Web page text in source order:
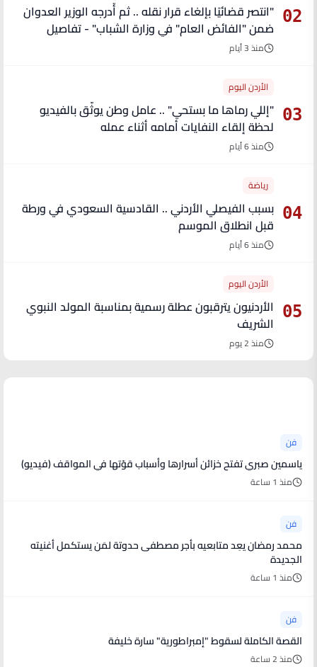
02
"انتصر قضائيًا بإلغاء قرار نقله .. ثم أُدرجه الوزير العدوان
ضمن "الفائض العام" في وزارة الشباب" - تفاصيل
منذ 3 أيام
03
الأردن اليوم
"إللي رماها ما بستحي" .. عامل وطن يوثّق بالفيديو
لحظة إلقاء النفايات أمامه أثناء عمله
منذ 6 أيام
04
رياضة
بسبب الفيصلي الأردني .. القادسية السعودي في ورطة
قبل انطلاق الموسم
منذ 6 أيام
05
الأردن اليوم
الأردنيون يترقبون عطلة رسمية بمناسبة المولد النبوي
الشريف
منذ 2 يوم
فن
ياسمين صبري تفتح خزائن أسرارها وأسباب قوّتها في المواقف (فيديو)
منذ 1 ساعة
فن
محمد رمضان يعِد متابعيه بأجر مصطفى حدوتة لمَن يستكمل أغنيته
الجديدة
منذ 1 ساعة
فن
القصة الكاملة لسقوط "إمبراطورية" سارة خليفة
منذ 2 ساعة